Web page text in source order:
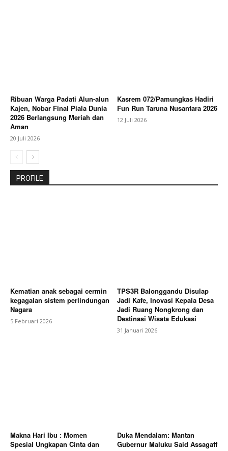
Ribuan Warga Padati Alun-alun
Kajen, Nobar Final Piala Dunia
2026 Berlangsung Meriah dan
Aman
20 Juli 2026
Kasrem 072/Pamungkas Hadiri
Fun Run Taruna Nusantara 2026
12 Juli 2026
PROFILE
Kematian anak sebagai cermin
kegagalan sistem perlindungan
Nagara
5 Februari 2026
TPS3R Balonggandu Disulap
Jadi Kafe, Inovasi Kepala Desa
Jadi Ruang Nongkrong dan
Destinasi Wisata Edukasi
31 Januari 2026
Makna Hari Ibu : Momen
Spesial Ungkapan Cinta dan
Duka Mendalam: Mantan
Gubernur Maluku Said Assagaff